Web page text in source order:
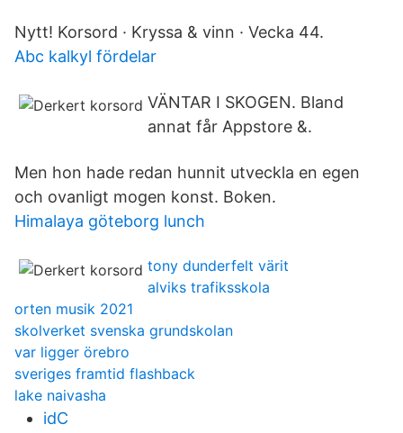
Nytt! Korsord · Kryssa & vinn · Vecka 44.
Abc kalkyl fördelar
VÄNTAR I SKOGEN. Bland
annat får Appstore &.
Men hon hade redan hunnit utveckla en egen
och ovanligt mogen konst. Boken.
Himalaya göteborg lunch
tony dunderfelt värit
alviks trafiksskola
orten musik 2021
skolverket svenska grundskolan
var ligger örebro
sveriges framtid flashback
lake naivasha
idC